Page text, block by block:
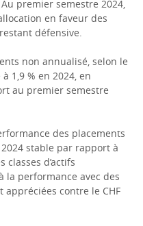
premier semestre 2024,
en faveur des
défensive.
non annualisé, selon le
1,9 % en 2024, en
au premier semestre
des placements
stable par rapport à
classes d’actifs
performance avec des
contre le CHF